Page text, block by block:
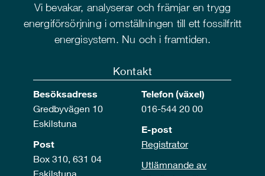
Vi bevakar, analyserar och främjar en trygg
energiförsörjning i omställningen till ett fossilfritt
energisystem. Nu och i framtiden.
Kontakt
Besöksadress
Gredbyvägen 10
Eskilstuna
Post
Box 310, 631 04
Eskilstuna
Telefon (växel)
016-544 20 00
E-post
Registrator
Utlämnande av